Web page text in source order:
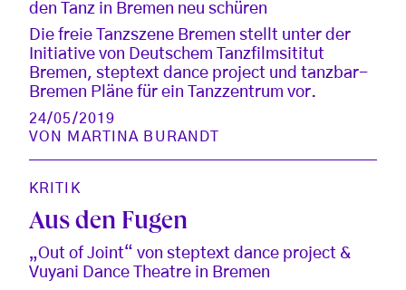
den Tanz in Bremen neu schüren
Die freie Tanzszene Bremen stellt unter der
Initiative von Deutschem Tanzfilmsititut
Bremen, steptext dance project und tanzbar-
Bremen Pläne für ein Tanzzentrum vor.
24/05/2019
VON MARTINA BURANDT
KRITIK
Aus den Fugen
„Out of Joint“ von steptext dance project &
Vuyani Dance Theatre in Bremen